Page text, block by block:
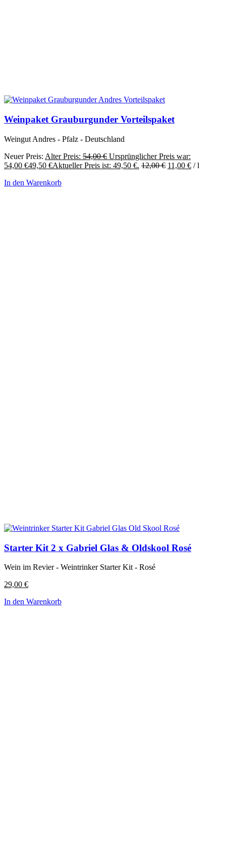
Weinpaket Grauburgunder Vorteilspaket
Weingut Andres - Pfalz - Deutschland
Neuer Preis: Alter Preis: 54,00€ Ursprünglicher Preis war:
54,00 €49,50 €Aktueller Preis ist: 49,50 €. 12,00€ 11,00 € /l
In den Warenkorb
Starter Kit 2 x Gabriel Glas & Oldskool Rosé
Wein im Revier - Weintrinker Starter Kit - Rosé
29,00 €
In den Warenkorb